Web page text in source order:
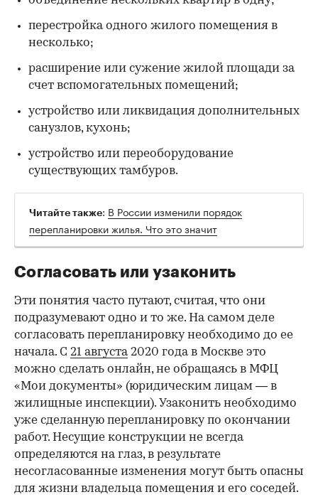
перестройка одного жилого помещения в
несколько;
расширение или сужение жилой площади за
счет вспомогательных помещений;
устройство или ликвидация дополнительных
санузлов, кухонь;
устройство или переоборудование
существующих тамбуров.
Читайте также: В России изменили порядок
перепланировки жилья. Что это значит
Согласовать или узаконить
Эти понятия часто путают, считая, что они
подразумевают одно и то же. На самом деле
согласовать перепланировку необходимо до ее
начала. С 21 августа2020 года в Москве это
можно сделать онлайн, не обращаясь в МФЦ
«Мои документы» (юридическим лицам — в
жилищные инспекции). Узаконить необходимо
уже сделанную перепланировку по окончании
работ. Несущие конструкции не всегда
определяются на глаз, в результате
несогласованные изменения могут быть опасны
для жизни владельца помещения и его соседей.